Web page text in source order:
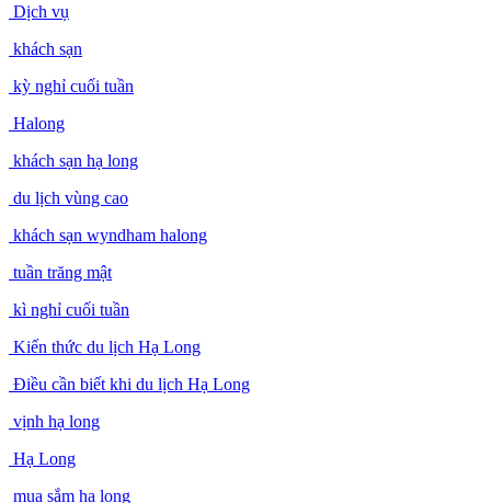
Dịch vụ
khách sạn
kỳ nghỉ cuối tuần
Halong
khách sạn hạ long
du lịch vùng cao
khách sạn wyndham halong
tuần trăng mật
kì nghỉ cuối tuần
Kiến thức du lịch Hạ Long
Điều cần biết khi du lịch Hạ Long
vịnh hạ long
Hạ Long
mua sắm hạ long